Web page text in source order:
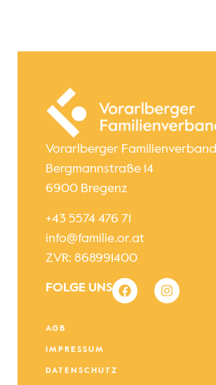
Vorarlberger Familienverband
Bergmannstraße 14
6900 Bregenz
+43 5574 476 71
info@familie.or.at
ZVR: 868991400
FOLGE UNS
AGB
IMPRESSUM
DATENSCHUTZ